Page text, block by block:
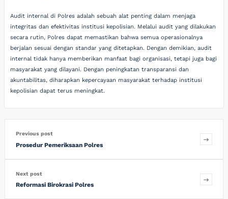
Audit internal di Polres adalah sebuah alat penting dalam menjaga
integritas dan efektivitas institusi kepolisian. Melalui audit yang dilakukan
secara rutin, Polres dapat memastikan bahwa semua operasionalnya
berjalan sesuai dengan standar yang ditetapkan. Dengan demikian, audit
internal tidak hanya memberikan manfaat bagi organisasi, tetapi juga bagi
masyarakat yang dilayani. Dengan peningkatan transparansi dan
akuntabilitas, diharapkan kepercayaan masyarakat terhadap institusi
kepolisian dapat terus meningkat.
Previous post
Prosedur Pemeriksaan Polres
Next post
Reformasi Birokrasi Polres